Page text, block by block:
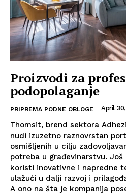
Proizvodi za
podopolaganje
PRIPREMA PODNE OBLOGE April 30,
Thomsit, brend sektora
nudi izuzetno raznovrstan
osmišljenih u cilju
potreba u građevinarstvu. Još
koristi inovativne i napredne
ulažući u dalji razvoj i
A ono na šta je kompanija